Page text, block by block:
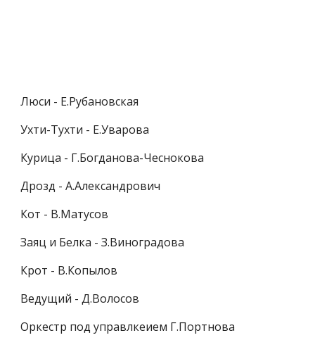
Люси - Е.Рубановская
Ухти-Тухти - Е.Уварова
Курица - Г.Богданова-Чеснокова
Дрозд - А.Александрович
Кот - В.Матусов
Заяц и Белка - З.Виноградова
Крот - В.Копылов
Ведущий - Д.Волосов
Оркестр под управлкеием Г.Портнова